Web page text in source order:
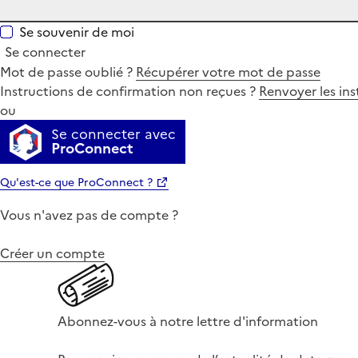
Se souvenir de moi
Se connecter
Mot de passe oublié ? Récupérer votre mot de passe
Instructions de confirmation non reçues ? Renvoyer les
ou
Se connecter avec
ProConnect
Qu'est-ce que ProConnect ?
Vous n'avez pas de compte ?
Créer un compte
Abonnez-vous à notre lettre d'information